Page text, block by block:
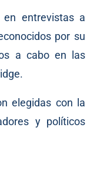
en entrevistas a
por su
a cabo en las
elegidas con la
y políticos